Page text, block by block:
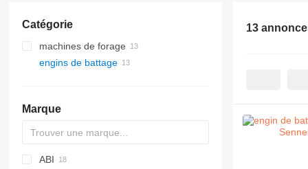
Catégorie
machines de forage
engins de battage
Marque
ABI
13